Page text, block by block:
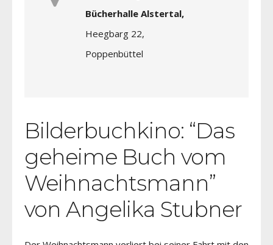
Bücherhalle Alstertal,
Heegbarg 22,
Poppenbüttel
Bilderbuchkino: “Das
geheime Buch vom
Weihnachtsmann”
von Angelika Stubner